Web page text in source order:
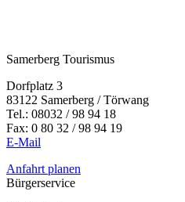
Samerberg Tourismus
Dorfplatz 3
83122 Samerberg / Törwang
Tel.: 08032 / 98 94 18
Fax: 0 80 32 / 98 94 19
E-Mail
Anfahrt planen
Bürgerservice